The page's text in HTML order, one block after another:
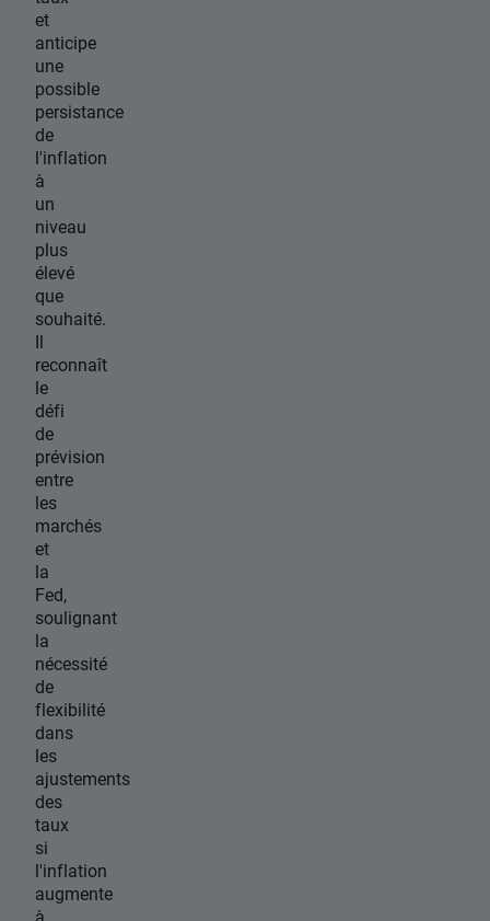
et
anticipe
une
possible
persistance
de
l'inflation
à
un
niveau
plus
élevé
que
souhaité.
Il
reconnaît
le
défi
de
prévision
entre
les
marchés
et
la
Fed,
soulignant
la
nécessité
de
flexibilité
dans
les
ajustements
des
taux
si
l'inflation
augmente
à